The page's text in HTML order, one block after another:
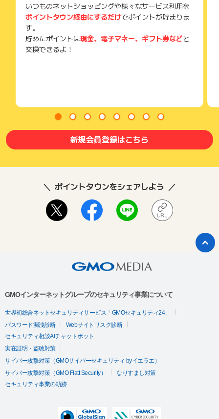
いつものネットショッピングや様々なサービス利用を
ポイントタウン経由にするだけでポイントが貯まりま
す。
貯めたポイントは現金、電子マネー、ギフト券などと
交換できるよ！
新規会員登録はこちら
ポイントタウンをシェアしよう
GMOインターネットグループのセキュリティ事業について
世界初総合ネットセキュリティサービス「GMOセキュリティ24」
パスワード漏洩診断
Webサイトリスク診断
セキュリティ相談AIチャットボット
実在証明・盗聴対策
サイバー攻撃対策（GMOサイバーセキュリティ byイエラエ）
サイバー攻撃対策（GMO Flatt Security）
なりすまし対策
セキュリティ事業の軌跡